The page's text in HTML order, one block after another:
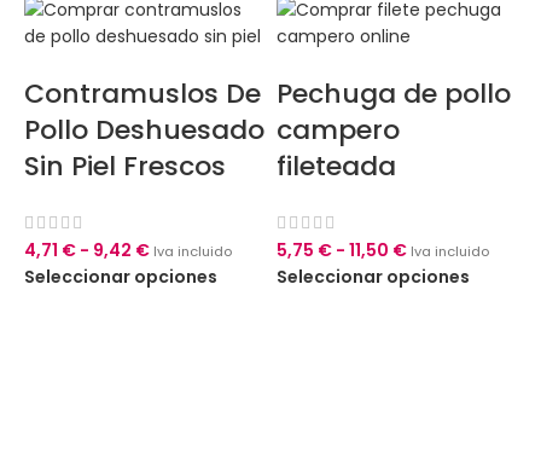
Contramuslos De
Pollo Deshuesado
Sin Piel Frescos
4,71 € - 9,42 € Iva incluido
Seleccionar opciones
Pechuga de pollo
campero
fileteada
5,75 € - 11,50 € Iva incluido
Seleccionar opciones